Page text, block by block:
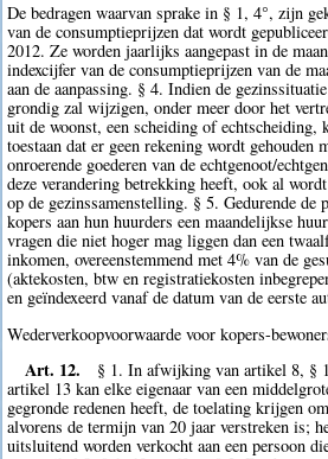
De bedragen waarvan sprake in § 1, 4°, zijn
van de consumptieprijzen dat wordt
2012. Ze worden jaarlijks aangepast in de
indexcijfer van de consumptieprijzen van de
aan de aanpassing. § 4. Indien de
grondig zal wijzigen, onder meer door het
uit de woonst, een scheiding of echtscheiding,
toestaan dat er geen rekening wordt gehouden
onroerende goederen van de echtgenoot/
deze verandering betrekking heeft, ook al
op de gezinssamenstelling. § 5. Gedurende de
kopers aan hun huurders een maandelijkse
vragen die niet hoger mag liggen dan een
inkomen, overeenstemmend met 4% van de
(aktekosten, btw en registratiekosten
en geïndexeerd vanaf de datum van de eerste
Wederverkoopvoorwaarde voor kopers-
Art. 12.
§ 1. In afwijking van artikel 8, §
artikel 13 kan elke eigenaar van een
gegronde redenen heeft, de toelating krijgen
alvorens de termijn van 20 jaar verstreken is;
uitsluitend worden verkocht aan een persoon